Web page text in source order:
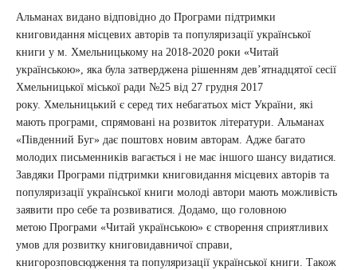
Альманах видано відповідно до Програми підтримки
книговидання місцевих авторів та популяризації української
книги у м. Хмельницькому на 2018-2020 роки «Читай
українською», яка була затверджена рішенням дев’ятнадцятої сесії
Хмельницької міської ради №25 від 27 грудня 2017
року. Хмельницький є серед тих небагатьох міст України, які
мають програми, спрямовані на розвиток літератури. Альманах
«Південний Буг» дає поштовх новим авторам. Адже багато
молодих письменників вагається і не має іншого шансу видатися.
Завдяки Програми підтримки книговидання місцевих авторів та
популяризації української книги молоді автори мають можливість
заявити про себе та розвиватися. Додамо, що головною
метою Програми «Читай українською» є створення сприятливих
умов для розвитку книговидавничої справи,
книгорозповсюдження та популяризації української книги. Також